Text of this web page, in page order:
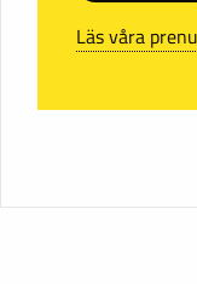
Läs våra